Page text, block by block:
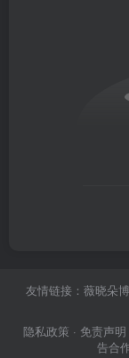
友情链接： 薇晓朵
隐私政策 · 免责声明
告合